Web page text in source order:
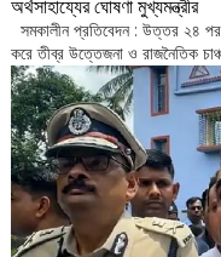
অর্থসাহায্যের ঘোষণা মুখ্যমন্ত্রীর
সমকালীন প্রতিবেদন : উত্তর ২৪
করে তীব্র উত্তেজনা ও রাজনৈতিক